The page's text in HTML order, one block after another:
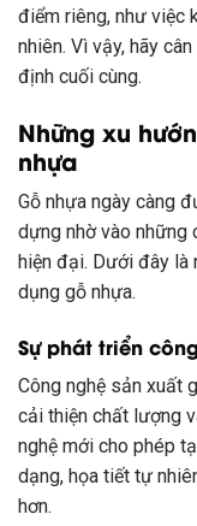
điểm riêng, như việc
nhiên. Vì vậy, hãy
định cuối cùng.
Những xu
nhựa
Gỗ nhựa ngày càng
dựng nhờ vào những
hiện đại. Dưới đây là
dụng gỗ nhựa.
Sự phát triển
Công nghệ sản xuất
cải thiện chất lượng
nghệ mới cho phép
dạng, họa tiết tự
hơn.